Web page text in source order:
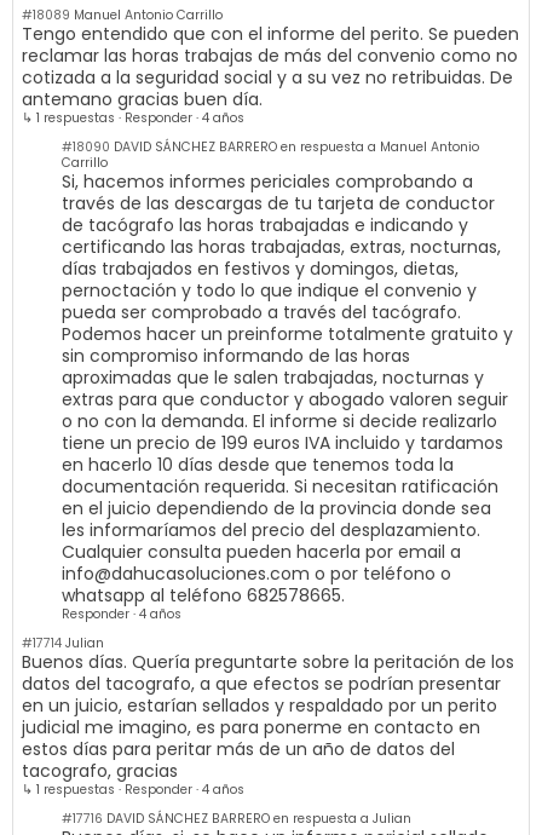
#18089 Manuel Antonio Carrillo
Tengo entendido que con el informe del perito. Se pueden
reclamar las horas trabajas de más del convenio como no
cotizada a la seguridad social y a su vez no retribuidas. De
antemano gracias buen día.
↳ 1 respuestas · Responder · 4 años
#18090
Carrillo
Si, hacemos informes periciales comprobando a
través de las descargas de tu tarjeta de conductor
de tacógrafo las horas trabajadas e indicando y
certificando las horas trabajadas, extras, nocturnas,
días trabajados en festivos y domingos, dietas,
pernoctación y todo lo que indique el convenio y
pueda ser comprobado a través del tacógrafo.
Podemos hacer un preinforme totalmente gratuito y
sin compromiso informando de las horas
aproximadas que le salen trabajadas, nocturnas y
extras para que conductor y abogado valoren seguir
o no con la demanda. El informe si decide realizarlo
tiene un precio de 199 euros IVA incluido y tardamos
en hacerlo 10 días desde que tenemos toda la
documentación requerida. Si necesitan ratificación
en el juicio dependiendo de la provincia donde sea
les informaríamos del precio del desplazamiento.
Cualquier consulta pueden hacerla por email a
info@dahucasoluciones.com o por teléfono o
whatsapp al teléfono 682578665.
Responder · 4 años
#17714 Julian
Buenos días. Quería preguntarte sobre la peritación de los
datos del tacografo, a que efectos se podrían presentar
en un juicio, estarían sellados y respaldado por un perito
judicial me imagino, es para ponerme en contacto en
estos días para peritar más de un año de datos del
tacografo, gracias
↳ 1 respuestas · Responder · 4 años
#17716
DAVID SÁNCHEZ BARRERO en respuesta a Julian